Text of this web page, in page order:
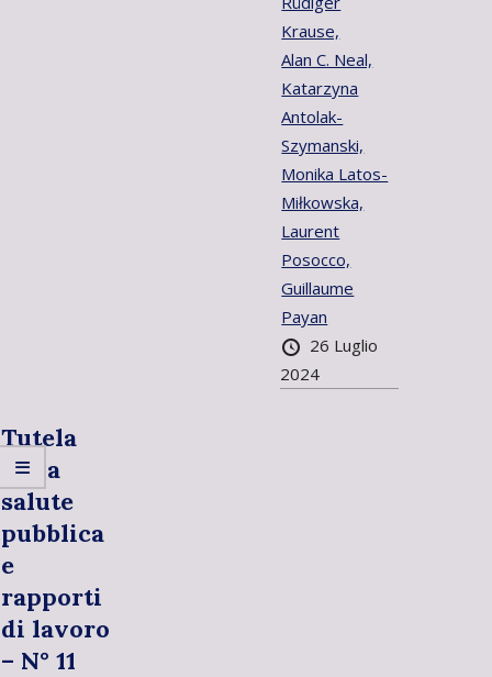
Krause,
Alan C. Neal,
Katarzyna
Antolak-
Szymanski,
Monika Latos-
Miłkowska,
Laurent
Posocco,
Guillaume
Payan
26 Luglio
2024
Tutela
della
salute
pubblica
e
rapporti
di lavoro
– N° 11